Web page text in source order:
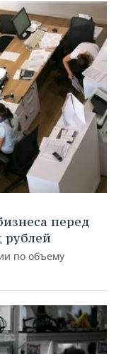
перед
рублей
по объему